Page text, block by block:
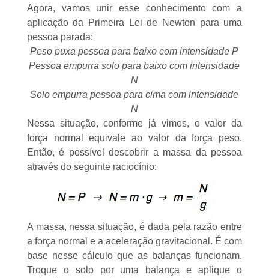
Agora, vamos unir esse conhecimento com a
aplicação da Primeira Lei de Newton para uma
pessoa parada:
Peso puxa pessoa para baixo com intensidade P
Pessoa empurra solo para baixo com intensidade
N
Solo empurra pessoa para cima com intensidade
N
Nessa situação, conforme já vimos, o valor da
força normal equivale ao valor da força peso.
Então, é possível descobrir a massa da pessoa
através do seguinte raciocínio:
A massa, nessa situação, é dada pela razão entre
a força normal e a aceleração gravitacional. É com
base nesse cálculo que as balanças funcionam.
Troque o solo por uma balança e aplique o